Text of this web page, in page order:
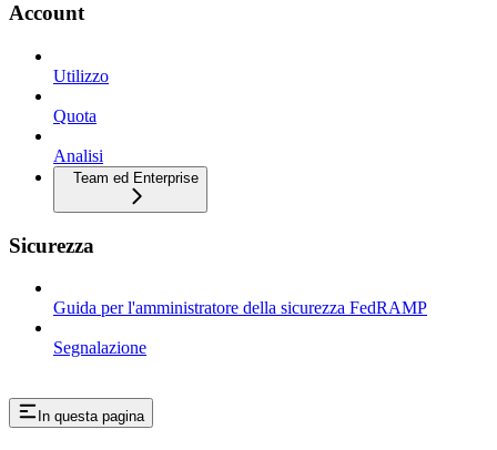
Account
Utilizzo
Quota
Analisi
Team ed Enterprise
Sicurezza
Guida per l'amministratore della sicurezza FedRAMP
Segnalazione
In questa pagina